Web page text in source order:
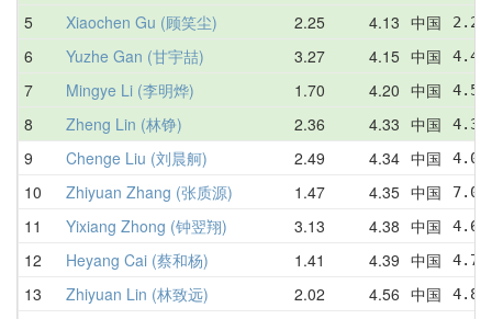
5 Xiaochen Gu (顾笑尘) 2.25 4.13 中国
6 Yuzhe Gan (甘宇喆) 3.27 4.15 中国
7 Mingye Li (李明烨) 1.70 4.20 中国
8 Zheng Lin (林铮) 2.36 4.33 中国
9 Chenge Liu (刘晨舸) 2.49 4.34 中国
10 Zhiyuan Zhang (张质源) 1.47 4.35 中国
11 Yixiang Zhong (钟翌翔) 3.13 4.38 中国
12 Heyang Cai (蔡和杨) 1.41 4.39 中国
13 Zhiyuan Lin (林致远) 2.02 4.56 中国